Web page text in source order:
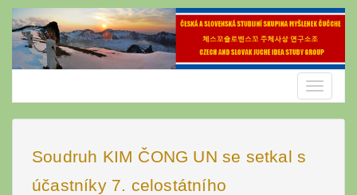
Skip
content
Toggle
Soudruh KIM ČONG UN se setkal s
účastníky 7. celostátního